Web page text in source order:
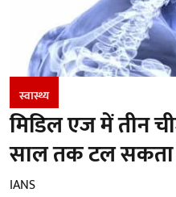
स्वास्थ्य
मिडिल एज में तीन
साल तक टल सकता
IANS